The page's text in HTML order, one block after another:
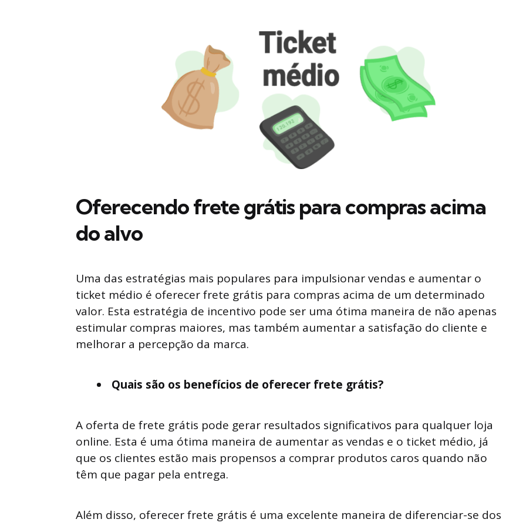
Oferecendo frete grátis para compras acima
do alvo
Uma das estratégias mais populares para impulsionar vendas e aumentar o
ticket médio é oferecer frete grátis para compras acima de um determinado
valor. Esta estratégia de incentivo pode ser uma ótima maneira de não apenas
estimular compras maiores, mas também aumentar a satisfação do cliente e
melhorar a percepção da marca.
Quais são os benefícios de oferecer frete grátis?
A oferta de frete grátis pode gerar resultados significativos para qualquer loja
online. Esta é uma ótima maneira de aumentar as vendas e o ticket médio, já
que os clientes estão mais propensos a comprar produtos caros quando não
têm que pagar pela entrega.
Além disso, oferecer frete grátis é uma excelente maneira de diferenciar-se dos